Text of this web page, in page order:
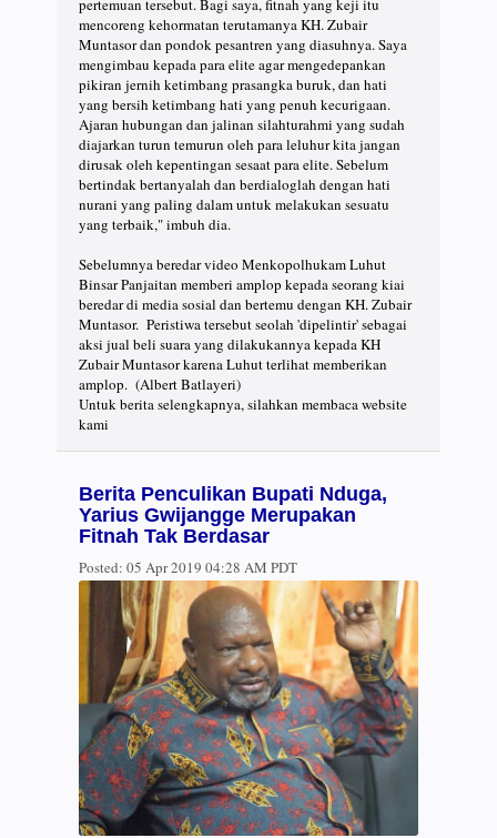
pertemuan tersebut. Bagi saya, fitnah yang keji itu
mencoreng kehormatan terutamanya KH. Zubair
Muntasor dan pondok pesantren yang diasuhnya. Saya
mengimbau kepada para elite agar mengedepankan
pikiran jernih ketimbang prasangka buruk, dan hati
yang bersih ketimbang hati yang penuh kecurigaan.
Ajaran hubungan dan jalinan silahturahmi yang sudah
diajarkan turun temurun oleh para leluhur kita jangan
dirusak oleh kepentingan sesaat para elite. Sebelum
bertindak bertanyalah dan berdialoglah dengan hati
nurani yang paling dalam untuk melakukan sesuatu
yang terbaik," imbuh dia.
Sebelumnya beredar video Menkopolhukam Luhut
Binsar Panjaitan memberi amplop kepada seorang kiai
beredar di media sosial dan bertemu dengan KH. Zubair
Muntasor. Peristiwa tersebut seolah 'dipelintir' sebagai
aksi jual beli suara yang dilakukannya kepada KH
Zubair Muntasor karena Luhut terlihat memberikan
amplop. (Albert Batlayeri)
Untuk berita selengkapnya, silahkan membaca website
kami
Berita Penculikan Bupati Nduga,
Yarius Gwijangge Merupakan
Fitnah Tak Berdasar
Posted: 05 Apr 2019 04:28 AM PDT